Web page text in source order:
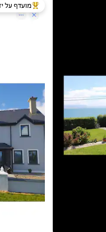
אורחים מוביל בקרב
מועדף על